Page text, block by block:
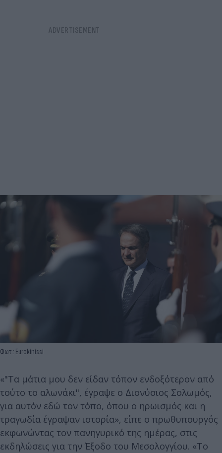
Φωτ.: Eurokinissi
«"Τα μάτια μου δεν είδαν τόπον ενδοξότερον από
τούτο το αλωνάκι", έγραψε ο Διονύσιος Σολωμός,
για αυτόν εδώ τον τόπο, όπου ο ηρωισμός και η
τραγωδία έγραψαν ιστορία», είπε ο πρωθυπουργός
εκφωνώντας τον πανηγυρικό της ημέρας, στις
εκδηλώσεις για την Έξοδο του Μεσολογγίου. «Το